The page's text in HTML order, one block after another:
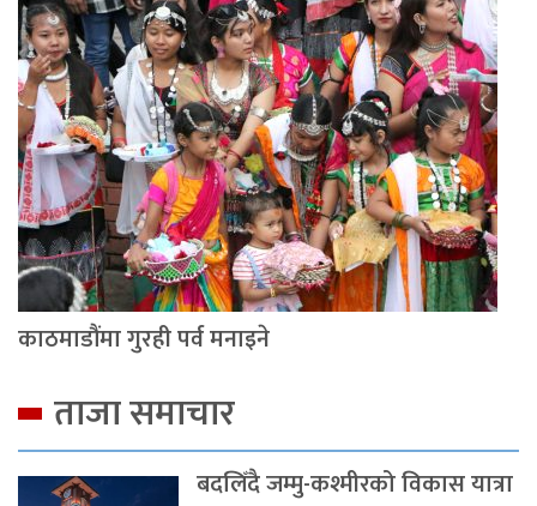
काठमाडौंमा गुरही पर्व मनाइने
ताजा समाचार
बदलिँदै जम्मु-कश्मीरको विकास यात्रा